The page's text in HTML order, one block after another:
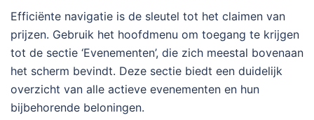
Efficiënte navigatie is de sleutel tot het claimen van
prijzen. Gebruik het hoofdmenu om toegang te krijgen
tot de sectie ‘Evenementen’, die zich meestal bovenaan
het scherm bevindt. Deze sectie biedt een duidelijk
overzicht van alle actieve evenementen en hun
bijbehorende beloningen.